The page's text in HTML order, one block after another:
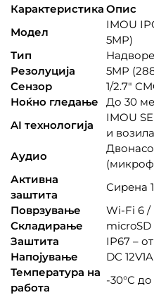
Карактеристика Опис
Модел
IMOU
5MP)
Тип
Резолуција
5MP
Сензор
1/2.7″
Ноќно гледање
До 30
AI технологија
IMOU
и возила
Аудио
Активна
заштита
Сирена
Поврзување
Wi-Fi 6 /
Складирање
microSD
Заштита
IP67 –
Напојување
DC
Температура на
работа
-30°C до